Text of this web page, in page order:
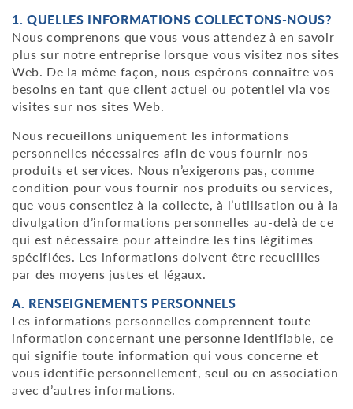
1. QUELLES INFORMATIONS COLLECTONS-NOUS?
Nous comprenons que vous vous attendez à en savoir
plus sur notre entreprise lorsque vous visitez nos sites
Web. De la même façon, nous espérons connaître vos
besoins en tant que client actuel ou potentiel via vos
visites sur nos sites Web.
Nous recueillons uniquement les informations
personnelles nécessaires afin de vous fournir nos
produits et services. Nous n’exigerons pas, comme
condition pour vous fournir nos produits ou services,
que vous consentiez à la collecte, à l’utilisation ou à la
divulgation d’informations personnelles au-delà de ce
qui est nécessaire pour atteindre les fins légitimes
spécifiées. Les informations doivent être recueillies
par des moyens justes et légaux.
A. RENSEIGNEMENTS PERSONNELS
Les informations personnelles comprennent toute
information concernant une personne identifiable, ce
qui signifie toute information qui vous concerne et
vous identifie personnellement, seul ou en association
avec d’autres informations.